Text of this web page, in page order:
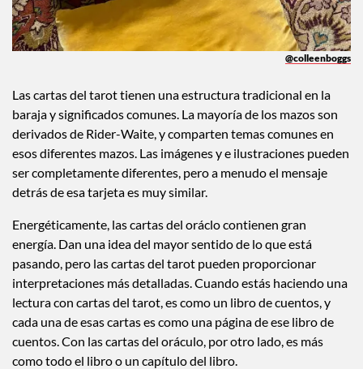
Las cartas del tarot tienen una estructura tradicional en la
baraja y significados comunes. La mayoría de los mazos son
derivados de Rider-Waite, y comparten temas comunes en
esos diferentes mazos. Las imágenes y e ilustraciones pueden
ser completamente diferentes, pero a menudo el mensaje
detrás de esa tarjeta es muy similar.
Energéticamente, las cartas del oráclo contienen gran
energía. Dan una idea del mayor sentido de lo que está
pasando, pero las cartas del tarot pueden proporcionar
interpretaciones más detalladas. Cuando estás haciendo una